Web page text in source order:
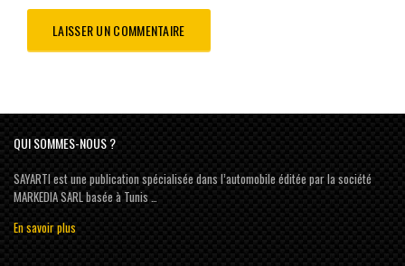
QUI SOMMES-NOUS ?
SAYARTI est une publication spécialisée dans l’automobile éditée par la société
MARKEDIA SARL basée à Tunis …
En savoir plus